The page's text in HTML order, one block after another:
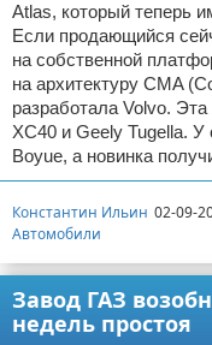
Atlas, который теперь
Если продающийся
на собственной
на архитектуру CMA
разработала Volvo.
XC40 и Geely Tugella.
Boyue, а новинка
Константин Ильин 02-09-
Автомобили
Завод ГАЗ
недель простоя